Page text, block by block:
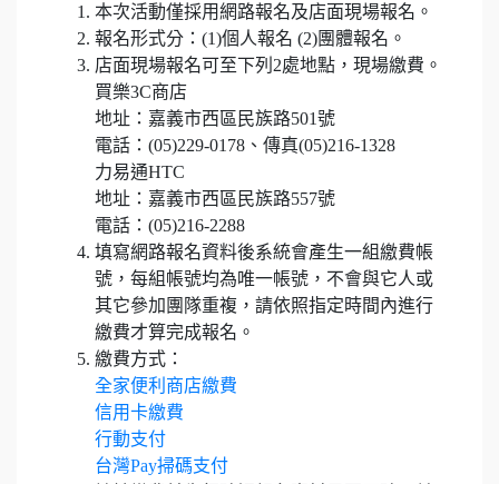
本次活動僅採用網路報名及店面現場報名。
報名形式分：(1)個人報名 (2)團體報名。
店面現場報名可至下列2處地點，現場繳費。
買樂3C商店
地址：嘉義市西區民族路501號
電話：(05)229-0178、傳真(05)216-1328
力易通HTC
地址：嘉義市西區民族路557號
電話：(05)216-2288
填寫網路報名資料後系統會產生一組繳費帳
號，每組帳號均為唯一帳號，不會與它人或
其它參加團隊重複，請依照指定時間內進行
繳費才算完成報名。
繳費方式：
全家便利商店繳費
信用卡繳費
行動支付
台灣Pay掃碼支付